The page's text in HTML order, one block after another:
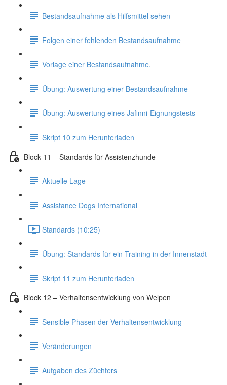
Bestandsaufnahme als Hilfsmittel sehen
Folgen einer fehlenden Bestandsaufnahme
Vorlage einer Bestandsaufnahme.
Übung: Auswertung einer Bestandsaufnahme
Übung: Auswertung eines Jafinni-Eignungstests
Skript 10 zum Herunterladen
Block 11 – Standards für Assistenzhunde
Aktuelle Lage
Assistance Dogs International
Standards (10:25)
Übung: Standards für ein Training in der Innenstadt
Skript 11 zum Herunterladen
Block 12 – Verhaltensentwicklung von Welpen
Sensible Phasen der Verhaltensentwicklung
Veränderungen
Aufgaben des Züchters